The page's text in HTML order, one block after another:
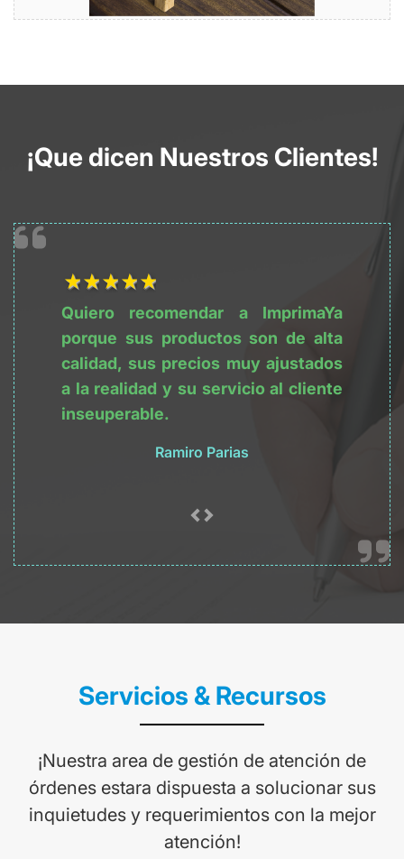
¡Que dicen Nuestros Clientes!
1Título
2Título
3Título
4Título
Quiero recomendar a ImprimaYa
porque sus productos son de alta
calidad, sus precios muy ajustados
a la realidad y su servicio al cliente
inseuperable.
Ramiro Parias
Servicios & Recursos
¡Nuestra area de gestión de atención de
órdenes estara dispuesta a solucionar sus
inquietudes y requerimientos con la mejor
atención!